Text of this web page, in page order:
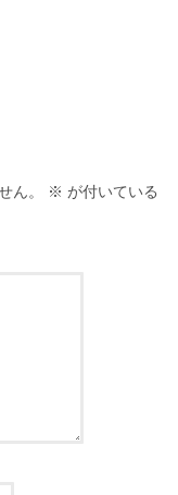
ん。 ※ が付いている